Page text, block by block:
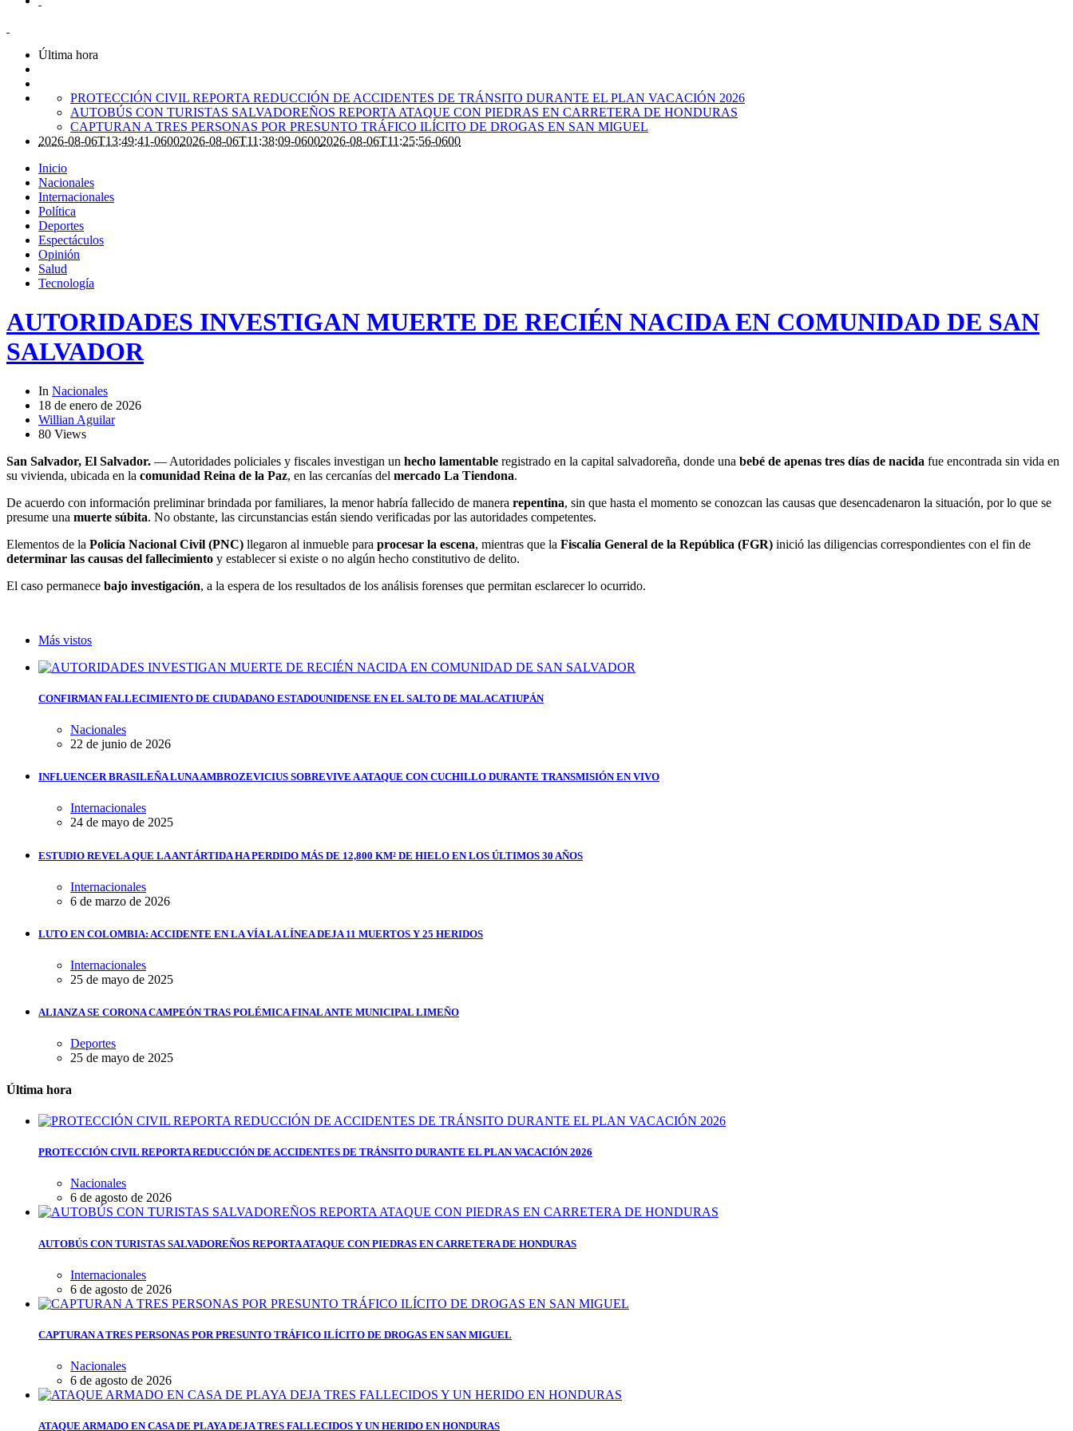
Última hora
PROTECCIÓN CIVIL REPORTA REDUCCIÓN DE ACCIDENTES DE TRÁNSITO DURANTE EL PLAN VACACIÓN 2026
AUTOBÚS CON TURISTAS SALVADOREÑOS REPORTA ATAQUE CON PIEDRAS EN CARRETERA DE HONDURAS
CAPTURAN A TRES PERSONAS POR PRESUNTO TRÁFICO ILÍCITO DE DROGAS EN SAN MIGUEL
2026-08-06T13:49:41-06002026-08-06T11:38:09-06002026-08-06T11:25:56-0600
Inicio
Nacionales
Internacionales
Política
Deportes
Espectáculos
Opinión
Salud
Tecnología
AUTORIDADES INVESTIGAN MUERTE DE RECIÉN NACIDA EN COMUNIDAD DE SAN
SALVADOR
In Nacionales
18 de enero de 2026
Willian Aguilar
80 Views
San Salvador, El Salvador. — Autoridades policiales y fiscales investigan un hecho lamentable registrado en la capital salvadoreña, donde una bebé de apenas tres días de nacida fue encontrada sin vida en
su vivienda, ubicada en la comunidad Reina de la Paz, en las cercanías del mercado La Tiendona.
De acuerdo con información preliminar brindada por familiares, la menor habría fallecido de manera repentina, sin que hasta el momento se conozcan las causas que desencadenaron la situación, por lo que se
presume una muerte súbita. No obstante, las circunstancias están siendo verificadas por las autoridades competentes.
Elementos de la Policía Nacional Civil (PNC) llegaron al inmueble para procesar la escena, mientras que la Fiscalía General de la República (FGR) inició las diligencias correspondientes con el fin de
determinar las causas del fallecimiento y establecer si existe o no algún hecho constitutivo de delito.
El caso permanece bajo investigación, a la espera de los resultados de los análisis forenses que permitan esclarecer lo ocurrido.
Más vistos
CONFIRMAN FALLECIMIENTO DE CIUDADANO ESTADOUNIDENSE EN EL SALTO DE MALACATIUPÁN
Nacionales
22 de junio de 2026
INFLUENCER BRASILEÑA LUNA AMBROZEVICIUS SOBREVIVE A ATAQUE CON CUCHILLO DURANTE TRANSMISIÓN EN VIVO
Internacionales
24 de mayo de 2025
ESTUDIO REVELA QUE LA ANTÁRTIDA HA PERDIDO MÁS DE 12,800 KM² DE HIELO EN LOS ÚLTIMOS 30 AÑOS
Internacionales
6 de marzo de 2026
LUTO EN COLOMBIA: ACCIDENTE EN LA VÍA LA LÍNEA DEJA 11 MUERTOS Y 25 HERIDOS
Internacionales
25 de mayo de 2025
ALIANZA SE CORONA CAMPEÓN TRAS POLÉMICA FINAL ANTE MUNICIPAL LIMEÑO
Deportes
25 de mayo de 2025
Última hora
PROTECCIÓN CIVIL REPORTA REDUCCIÓN DE ACCIDENTES DE TRÁNSITO DURANTE EL PLAN VACACIÓN 2026
Nacionales
6 de agosto de 2026
AUTOBÚS CON TURISTAS SALVADOREÑOS REPORTA ATAQUE CON PIEDRAS EN CARRETERA DE HONDURAS
Internacionales
6 de agosto de 2026
CAPTURAN A TRES PERSONAS POR PRESUNTO TRÁFICO ILÍCITO DE DROGAS EN SAN MIGUEL
Nacionales
6 de agosto de 2026
ATAQUE ARMADO EN CASA DE PLAYA DEJA TRES FALLECIDOS Y UN HERIDO EN HONDURAS